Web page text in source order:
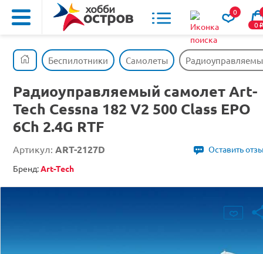
0
0o
Беспилотники Самолеты
Радиоуправляемый самолет Art-
Tech Cessna 182 V2 500 Class EPO
6Ch 2.4G RTF
Артикул: ART-2127D
Оставить
Бренд:Art-Tech